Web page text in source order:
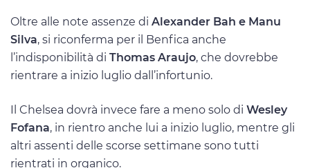
Oltre alle note assenze di Alexander Bah e Manu
Silva, si riconferma per il Benfica anche
l’indisponibilità di Thomas Araujo, che dovrebbe
rientrare a inizio luglio dall’infortunio.
Il Chelsea dovrà invece fare a meno solo di Wesley
Fofana, in rientro anche lui a inizio luglio, mentre gli
altri assenti delle scorse settimane sono tutti
rientrati in organico.